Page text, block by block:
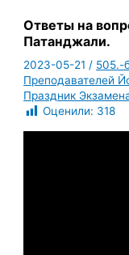
Ответы на
Патанджали.
2023-05-21/ 505.-
Преподавателей
Праздник
Оценили: 318